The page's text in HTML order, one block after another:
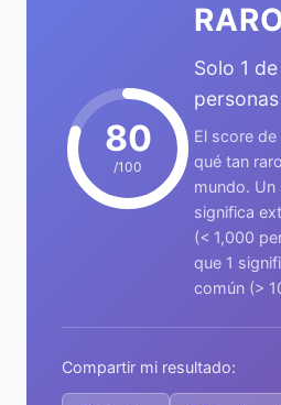
80
/100
Solo 1
personas
El score
qué tan
mundo. Un
significa
(< 1,000
que 1
común (>
Compartir mi resultado: